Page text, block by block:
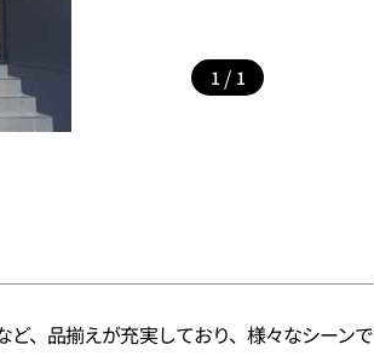
1 / 1
、品揃えが充実しており、様々なシーンで